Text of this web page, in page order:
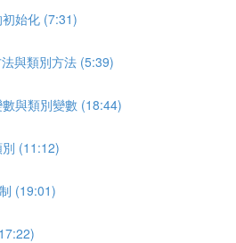
始化 (7:31)
與類別方法 (5:39)
與類別變數 (18:44)
(11:12)
(19:01)